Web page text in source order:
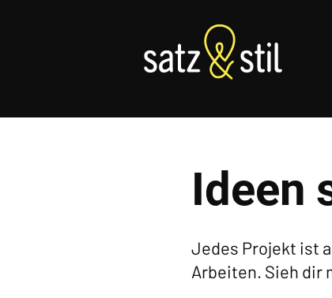
Ideen
Jedes Projekt ist
Arbeiten. Sieh dir